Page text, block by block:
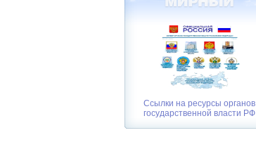
Ссылки на ресурсы органов
государственной власти РФ